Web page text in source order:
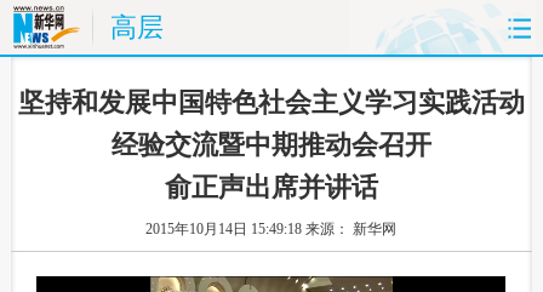
高层
首页 时政 国际 财经
体育 人事
港澳 台湾 华人 汽车
坚持和发展中国特色社会主义学习实践活动
经验交流暨中期推动会召开
俞正声出席并讲话
2015年10月14日 15:49:18来源： 新华网